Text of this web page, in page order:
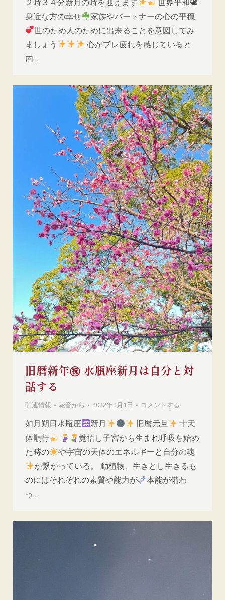
身近な方の幸せ
家族やパートナーの心の平穏
世のため人のために出来ることを意図してみ
ましょう
心がブレ疲れを感じていると
内…
旧暦新年㊗ 水瓶座新月は自分と対
話する
開運情報 花音から 2022年2月1日 コメントする
如月朔日水瓶座 新月 旧暦元旦
十天
体順行
覚悟し子宮から生まれ呼吸を始め
た時の
や宇宙の天体のエネルギーと自分の魂
が繋がっている。 動植物、生きとし生きるも
のにはそれぞれの素質や能力が
本能が備わ
っ…